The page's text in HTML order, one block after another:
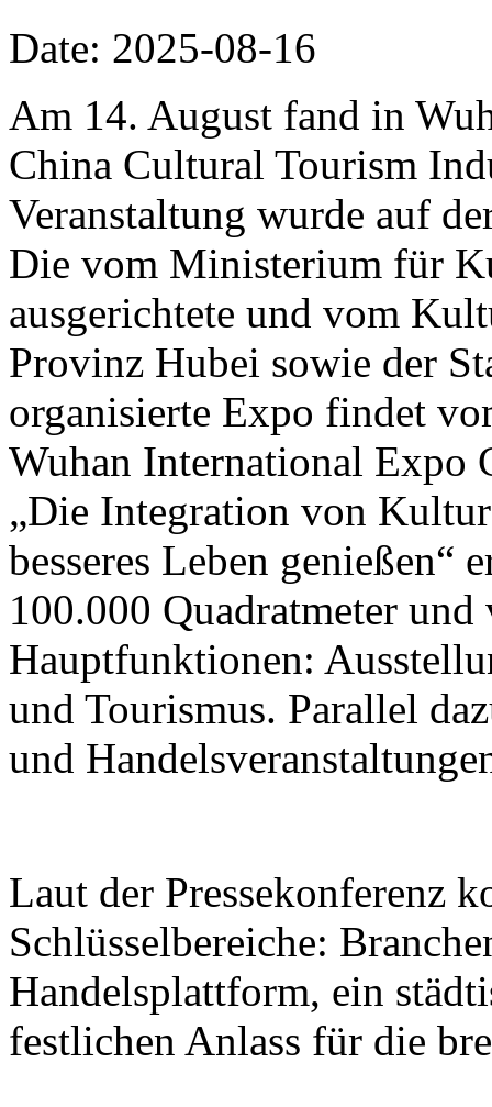
Date: 2025-08-16
Am 14. August fand in
China Cultural Tourism
Veranstaltung wurde auf
Die vom Ministerium für
ausgerichtete und vom
Provinz Hubei sowie der
organisierte Expo findet
Wuhan International Expo
„Die Integration von
besseres Leben genießen“
100.000 Quadratmeter
Hauptfunktionen:
und Tourismus. Parallel
und
Laut der Pressekonferenz
Schlüsselbereiche:
Handelsplattform, ein
festlichen Anlass für die